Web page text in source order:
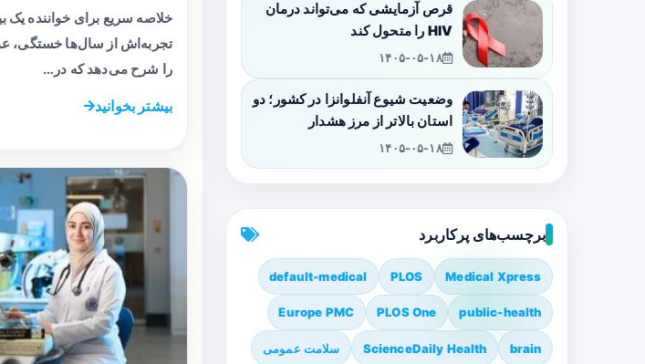
خلاصه سریع برای خواننده یک
تجربه‌اش از سال‌ها خستگی،
را شرح می‌دهد که در…
بیشتر بخوانید
قرص آزمایشی که می‌تواند درمان
HIV را متحول کند
۱۴۰۵-۰۵-۱۸
وضعیت شیوع آنفلوانزا در کشور؛ دو
استان بالاتر از مرز هشدار
۱۴۰۵-۰۵-۱۸
برچسب‌های پرکاربرد
Medical Xpress
PLOS
default-medical
public-health
PLOS One
Europe PMC
brain
ScienceDaily Health سلامت عمومی